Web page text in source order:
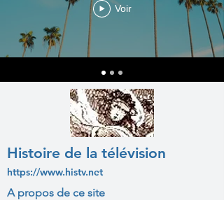
Voir
Histoire de la télévision
https://www.histv.net
A propos de ce site